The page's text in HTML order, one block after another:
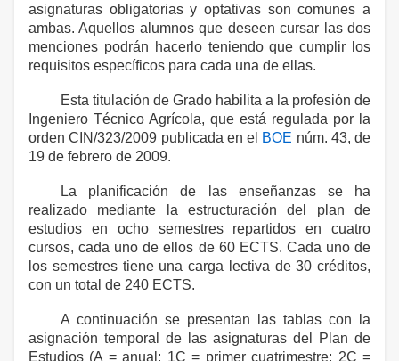
asignaturas obligatorias y optativas son comunes a
ambas. Aquellos alumnos que deseen cursar las dos
menciones podrán hacerlo teniendo que cumplir los
requisitos específicos para cada una de ellas.
Esta titulación de Grado habilita a la profesión de
Ingeniero Técnico Agrícola, que está regulada por la
ordenCIN/323/2009 publicada en el BOE núm. 43, de
19 de febrero de 2009.
La planificación de las enseñanzas se ha
realizado mediante la estructuración del plan de
estudios en ocho semestres repartidos en cuatro
cursos, cada uno de ellos de 60 ECTS. Cada uno de
los semestres tiene una carga lectiva de 30 créditos,
con un total de 240 ECTS.
A continuación se presentan las tablas con la
asignación temporal de las asignaturas del Plan de
Estudios (A = anual; 1C = primer cuatrimestre; 2C =